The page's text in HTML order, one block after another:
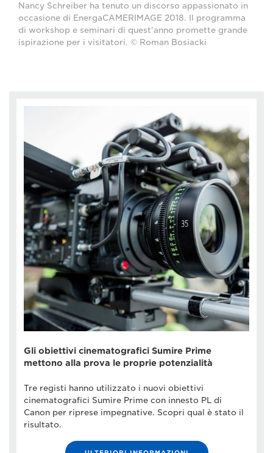
Nancy Schreiber ha tenuto un discorso appassionato in
occasione di EnergaCAMERIMAGE 2018. Il programma
di workshop e seminari di quest'anno promette grande
ispirazione per i visitatori. © Roman Bosiacki
Gli obiettivi cinematografici Sumire Prime
mettono alla prova le proprie potenzialità
Tre registi hanno utilizzato i nuovi obiettivi
cinematografici Sumire Prime con innesto PL di
Canon per riprese impegnative. Scopri qual è stato il
risultato.